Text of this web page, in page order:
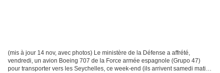
(mis à jour 14 nov, avec photos) Le ministère de la Défense a affrété,
vendredi, un avion Boeing 707 de la Force armée espagnole (Grupo 47)
pour transporter vers les Seychelles, ce week-end (ils arrivent samedi matin